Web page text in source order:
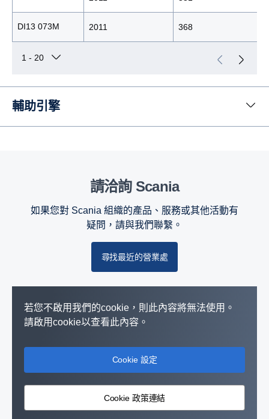
DI13 073M 2011 368
輔助引擎
請洽詢 Scania
如果您對 Scania 組織的產品、服務或其他活動有
疑問，請與我們聯繫。
尋找最近的營業處
若您不啟用我們的cookie，則此內容將無法使用。
請啟用cookie以查看此內容。
Cookie 設定
Cookie 政策連結
Scania 動力系統位於需要 24 小時全天候不斷運作的機器核心當中，